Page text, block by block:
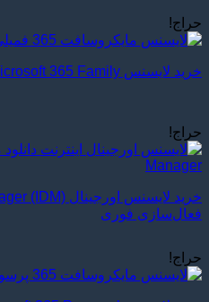
حراج!
خرید لایسنس Microsoft 365 Family اورجینال (۶ نفره)
حراج!
فعال‌سازی فوری
حراج!